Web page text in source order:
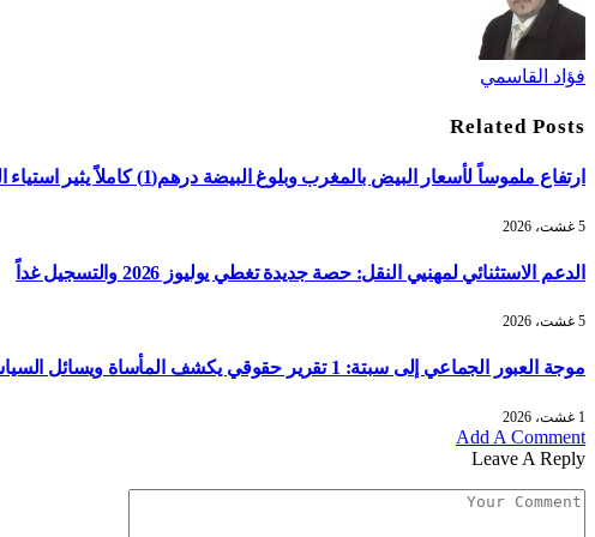
فؤاد القاسمي
Related Posts
ارتفاع ملموساً لأسعار البيض بالمغرب وبلوغ البيضة درهم(1) كاملاً يثير استياء الأسر
5 غشت، 2026
الدعم الاستثنائي لمهنيي النقل: حصة جديدة تغطي يوليوز 2026 والتسجيل غداً
5 غشت، 2026
موجة العبور الجماعي إلى سبتة: 1 تقرير حقوقي يكشف المأساة ويسائل السياسات العمومية
1 غشت، 2026
Add A Comment
Leave A Reply